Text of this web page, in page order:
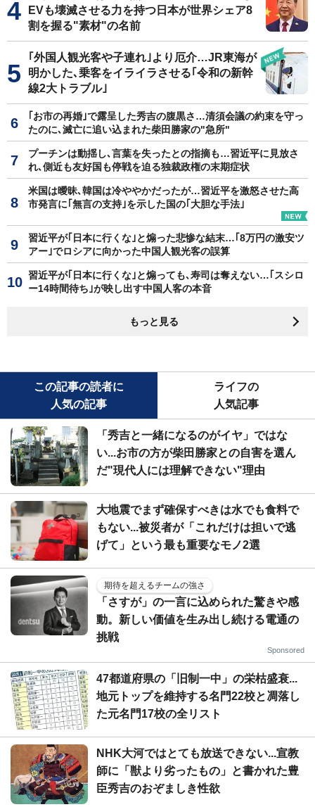
EVも壊滅させる力を持つ日本が世界シェア8
割を握る"素材"の名前
｢外国人観光客や子連れ｣より厄介…JR東海が
明かした､乗客をイライラさせる｢令和の新幹
線2大トラブル｣
｢お市の再婚｣で露呈した秀吉の腹黒さ…清須会議の約束を守っ
たのに､滅亡に追い込まれた柴田勝家の"急所"
プーチンは動揺し､言葉を失ったとの指摘も…習近平に見放さ
れ､側近も友好国も停戦を迫る独裁政権の末期症状
米国は曖昧､韓国は冷ややかだったが…習近平を激怒させた高
市発言に｢無言の支持｣を示した国の｢大胆な手法｣
習近平が｢日本に行くな｣と煽った悲惨な結末…｢8万円の激安ツ
アー｣でロシアに向かった中国人観光客の誤算
習近平が｢日本に行くな｣と煽っても､寿司は奪えない…｢スシロ
ー14時間待ち｣が映し出す中国人客の本音
もっと見る
この記事の読者に
人気の記事
ライフの
人気記事
「秀吉と一緒になるのがイヤ」ではな
い...お市の方が柴田勝家との自害を選ん
だ"現代人には理解できない"理由
大地震でまず確保すべきは水でも食料で
もない...被災者が「これだけは担いで逃
げて」という最も重要なモノ2選
期待を超えるチームの強さ
「さすが」の一言に込められた驚きや感
動。新しい価値を生み出し続ける電通の
挑戦
Sponsored
47都道府県の「旧制一中」の栄枯盛衰...
地元トップを維持する名門22校と凋落し
た元名門17校の全リスト
NHK大河ではとても放送できない...宣教
師に「獣より劣ったもの」と書かれた豊
臣秀吉のおぞましき性欲